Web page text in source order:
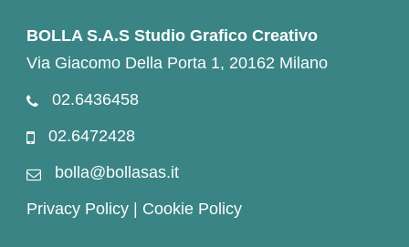
BOLLA S.A.S Studio Grafico Creativo
Via Giacomo Della Porta 1, 20162 Milano
02.6436458
02.6472428
bolla@bollasas.it
Privacy Policy
Cookie Policy